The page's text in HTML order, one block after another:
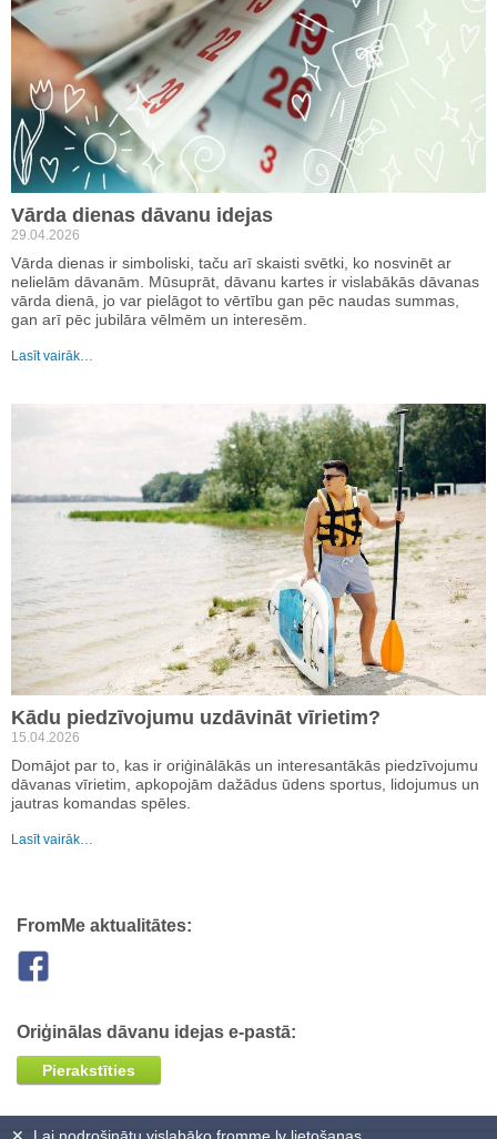
Vārda dienas dāvanu idejas
29.04.2026
Vārda dienas ir simboliski, taču arī skaisti svētki, ko nosvinēt ar
nelielām dāvanām. Mūsuprāt, dāvanu kartes ir vislabākās dāvanas
vārda dienā, jo var pielāgot to vērtību gan pēc naudas summas,
gan arī pēc jubilāra vēlmēm un interesēm.
Lasīt vairāk…
Kādu piedzīvojumu uzdāvināt vīrietim?
15.04.2026
Domājot par to, kas ir oriģinālākās un interesantākās piedzīvojumu
dāvanas vīrietim, apkopojām dažādus ūdens sportus, lidojumus un
jautras komandas spēles.
Lasīt vairāk…
FromMe aktualitātes:
Oriģinālas dāvanu idejas e-pastā:
Pierakstīties